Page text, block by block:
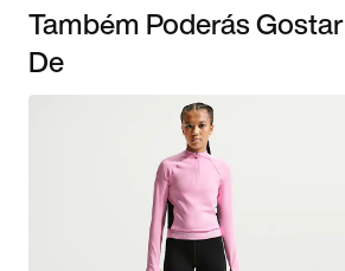
Também Poderás Gostar
De